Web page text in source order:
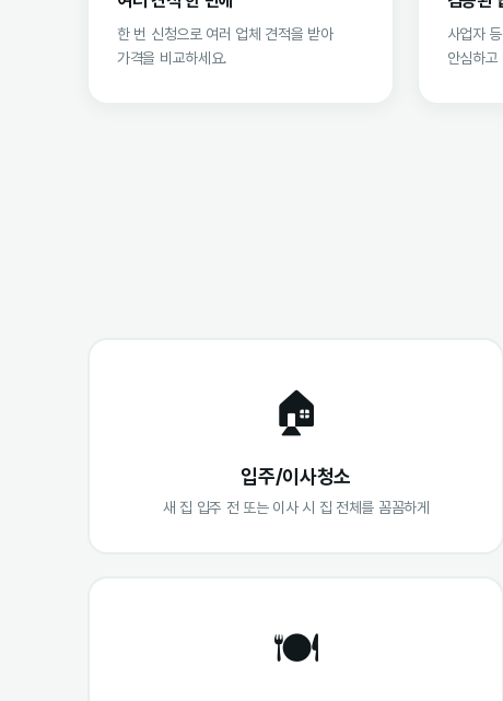
한 번 신청으로 여러 업체 견적을 받아
가격을 비교하세요.
사업자
안심하
🏠
입주/이사청소
새 집 입주 전 또는 이사 시 집 전체를 꼼꼼하게
🍽️